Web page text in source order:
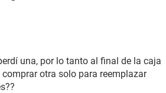
una, por lo tanto al final de la caja
otra solo para reemplazar